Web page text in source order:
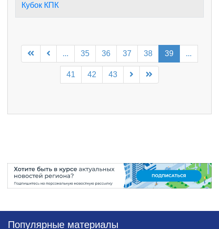
Кубок КПК
... 35 36 37 38 39 ...
41 42 43
Популярные материалы